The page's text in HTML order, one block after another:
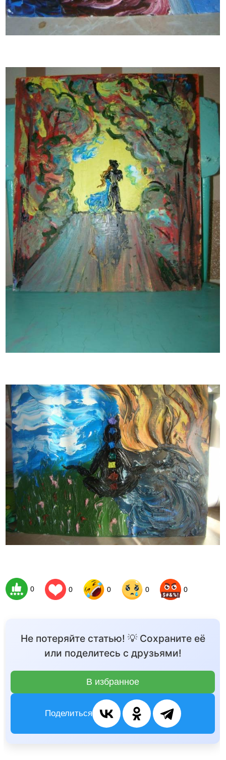
0 0 0 0 0
Не потеряйте статью! 💡 Сохраните её
или поделитесь с друзьями!
В избранное
Поделиться